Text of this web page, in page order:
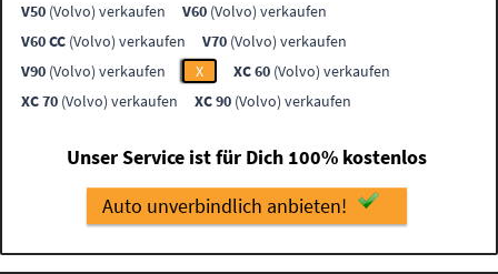
V50 (Volvo) verkaufen V60 (Volvo) verkaufen
V60 CC (Volvo) verkaufen V70 (Volvo) verkaufen
V90 (Volvo) verkaufen X XC 60 (Volvo) verkaufen
XC 70 (Volvo) verkaufen XC 90 (Volvo) verkaufen
Unser Service ist für Dich 100% kostenlos
Auto unverbindlich anbieten!